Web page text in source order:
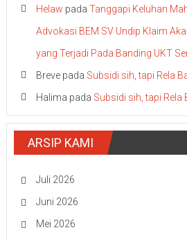
Helaw pada Tanggapi Keluhan
Advokasi BEM SV Undip Klaim
yang Terjadi Pada Banding UKT
Brevepada Subsidi sih, tapi Rela
Halima pada Subsidi sih, tapi Rela
ARSIP KAMI
Juli 2026
Juni 2026
Mei 2026